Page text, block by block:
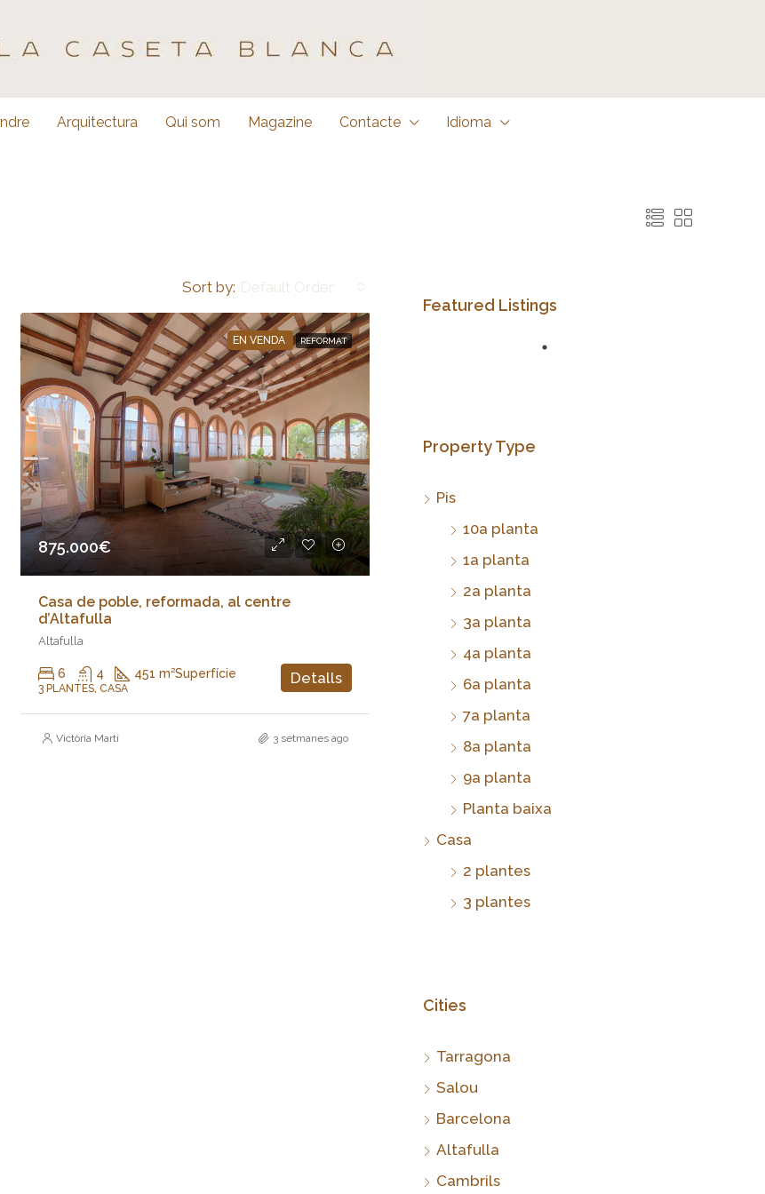
Arquitectura Qui som Magazine Contacte Idioma
Sort by: Default Order
EN VENDA REFORMAT
875.000€
Casa de poble, reformada, al centre
d’Altafulla
Altafulla
6 4 451 m²Superfície
3 PLANTES, CASA
Detalls
Victòria Martí 3 setmanes ago
Featured Listings
Property Type
Pis
10a planta
1a planta
2a planta
3a planta
4a planta
6a planta
7a planta
8a planta
9a planta
Planta baixa
Casa
2 plantes
3 plantes
Cities
Tarragona
Salou
Barcelona
Altafulla
Cambrils